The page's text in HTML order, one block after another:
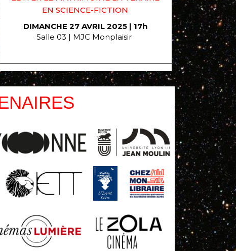
EN SCIENCE-FICTION
DIMANCHE 27 AVRIL 2025 | 17h
Salle 03 | MJC Monplaisir